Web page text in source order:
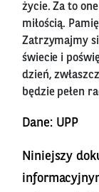
życie. Za to
miłością.
Zatrzymajmy
świecie i
dzień,
będzie pełen
Dane: UPP
Niniejszy